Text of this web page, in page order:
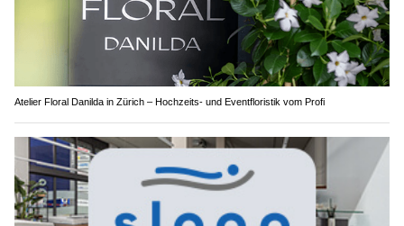
Atelier Floral Danilda in Zürich – Hochzeits- und Eventfloristik vom Profi